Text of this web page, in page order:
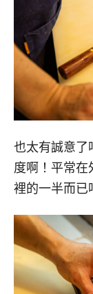
也太有誠意了
度啊！平常在
裡的一半而已